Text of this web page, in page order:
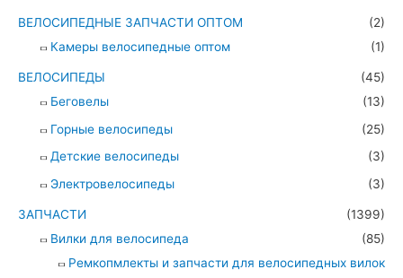
ВЕЛОСИПЕДНЫЕ ЗАПЧАСТИ ОПТОМ
(2)
Камеры велосипедные оптом
(1)
ВЕЛОСИПЕДЫ
(45)
Беговелы
(13)
Горные велосипеды
(25)
Детские велосипеды
(3)
Электровелосипеды
(3)
ЗАПЧАСТИ
(1399)
Вилки для велосипеда
(85)
Ремкопмлекты и запчасти для велосипедных вилок